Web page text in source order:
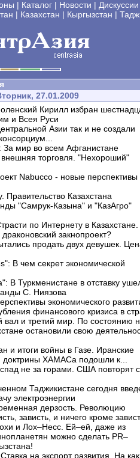
| Каталог | Новости | Дискуссии
| Казахстан | Кыргызстан |
27.01.2009
Кирилл избран
и Всея Руси
Азии так и не создали
За мир во всем Афганистане
торговля. "Нехороший"
Nabucco - новые перспективы
Правительство Казахстана
"Самрук-Казына" и "КазАгро"
по Интернету в Казахстане.
закнопроект?
продать двух девушек.
В чем секрет экономической
В Туркменистане в отставку
С. Ниязова
экономического
финансового кризиса в
вал и третий мир. По состоянию
остановили свою
и итоги войны в Газе. Иранские
доктрины ХАМАСа подошли к...
не за горами. США повторят
Таджикистане сегодня
электроэнергии
дерзость. Революцию
зависть, и ничего кроме
и Лох–Несс. Ей–ей, даже из
можно сделать PR–
на экспорт развития. На